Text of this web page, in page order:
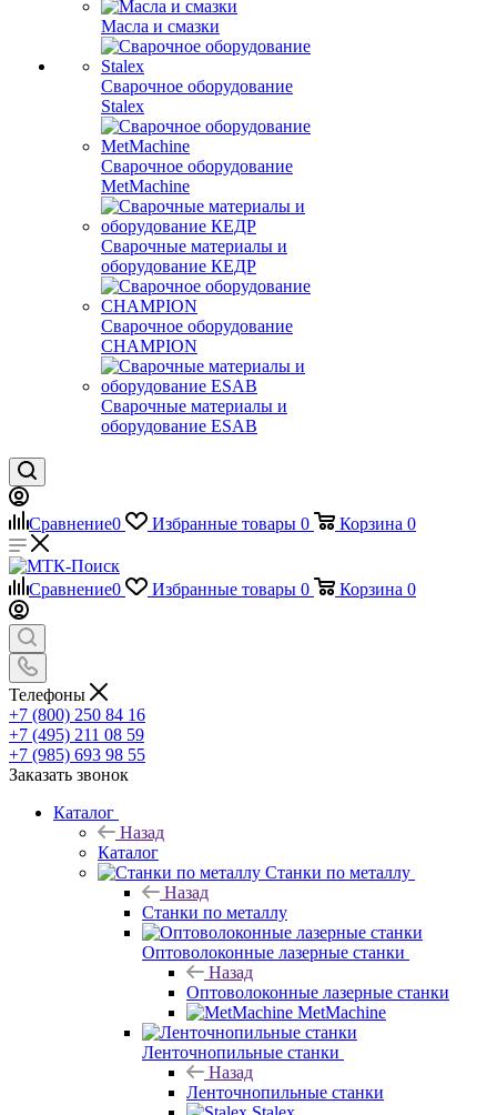
Масла и смазки
Сварочное оборудование
Stalex
Сварочное оборудование
MetMachine
Сварочные материалы и
оборудование КЕДР
Сварочное оборудование
CHAMPION
Сварочные материалы и
оборудование ESAB
Сравнение0 Избранные товары 0 Корзина 0
Сравнение0 Избранные товары 0 Корзина 0
Телефоны
+7 (800) 250 84 16
+7 (495) 211 08 59
+7 (985) 693 98 55
Заказать звонок
Каталог
Назад
Каталог
Станки по металлу
Назад
Станки по металлу
Оптоволоконные лазерные станки
Назад
Оптоволоконные лазерные станки
MetMachine
Ленточнопильные станки
Назад
Ленточнопильные станки
Stalex